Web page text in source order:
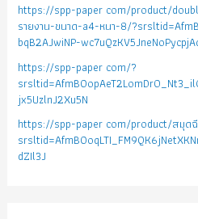
https://spp-paper com/product/
รายงาน-ขนาด-a4-หนา-8/
bqB2AJwiNP-
https://spp-paper com/?
jx5UzlnJ2Xu5N
https://spp-paper com/product/สมุด
dZIl3J